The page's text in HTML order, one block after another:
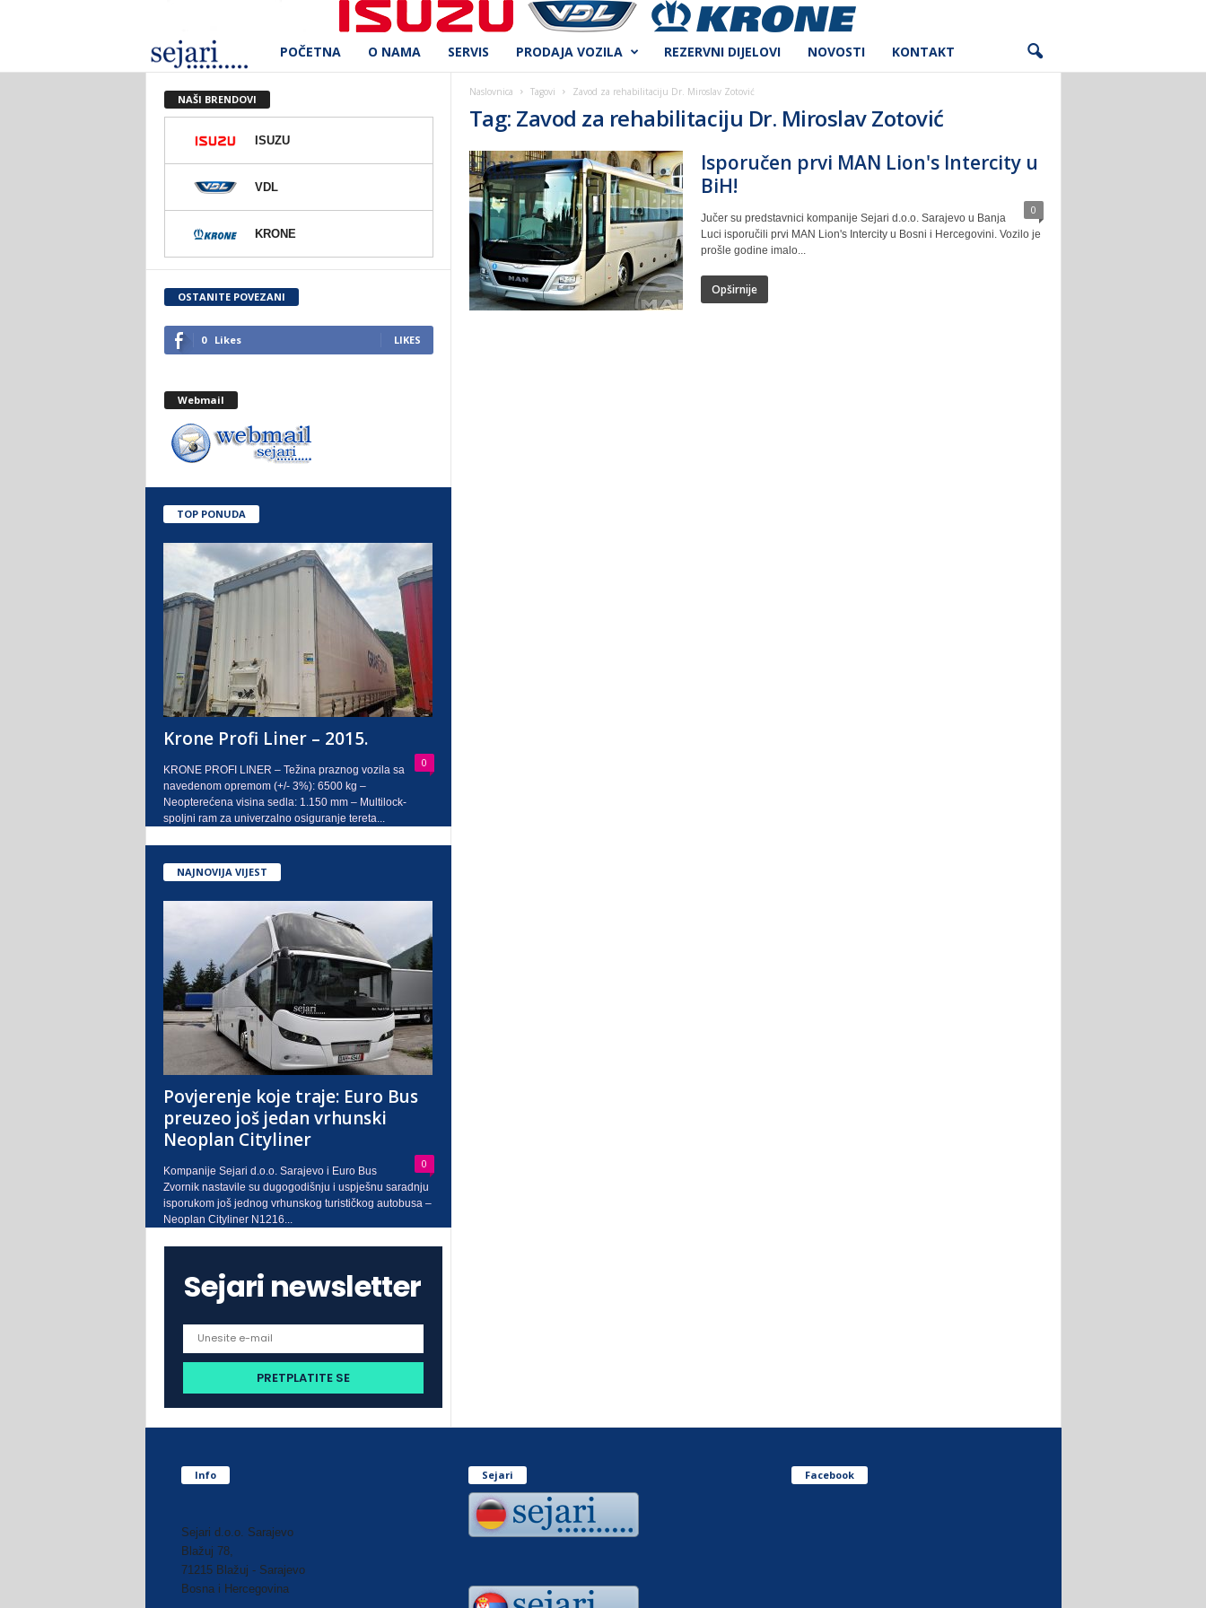
e
r
d
.
o
.
a
j
o
POČETNA O NAMA SERVIS PRODAJA VOZILA REZERVNI DIJELOVI NOVOSTI KONTAKT
Naslovnica Tagovi Zavod za rehabilitaciju Dr. Miroslav Zotović
Tag: Zavod za rehabilitaciju Dr. Miroslav Zotović
Isporučen prvi MAN Lion's Intercity u
BiH!
0
Jučer su predstavnici kompanije Sejari d.o.o. Sarajevo u Banja
Luci isporučili prvi MAN Lion's Intercity u Bosni i Hercegovini. Vozilo je
prošle godine imalo...
Opširnije
NAŠI BRENDOVI
ISUZU
VDL
KRONE
OSTANITE POVEZANI
0 Likes LIKES
Webmail
TOP PONUDA
Krone Profi Liner – 2015.
0
KRONE PROFI LINER – Težina praznog vozila sa
navedenom opremom (+/- 3%): 6500 kg –
Neopterećena visina sedla: 1.150 mm – Multilock-
spoljni ram za univerzalno osiguranje tereta...
NAJNOVIJA VIJEST
Povjerenje koje traje: Euro Bus
preuzeo još jedan vrhunski
Neoplan Cityliner
0
Kompanije Sejari d.o.o. Sarajevo i Euro Bus
Zvornik nastavile su dugogodišnju i uspješnu saradnju
isporukom još jednog vrhunskog turističkog autobusa –
Neoplan Cityliner N1216...
Sejari newsletter
Info
Sejari d.o.o. Sarajevo
Blažuj 78,
71215 Blažuj - Sarajevo
Bosna i Hercegovina
Sejari Facebook